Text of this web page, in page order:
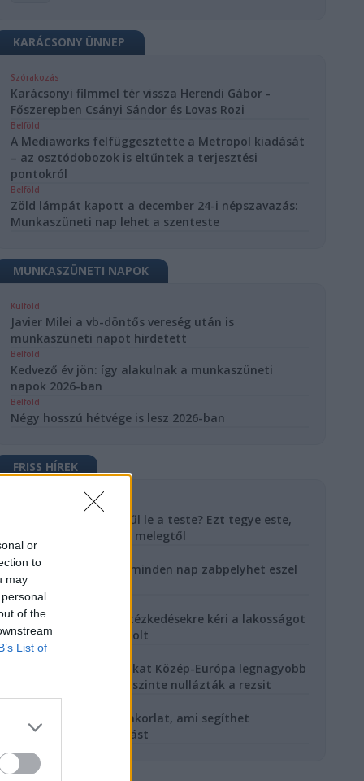
or
to
may
of the
List of
KARÁCSONY ÜNNEP
Szórakozás
Karácsonyi filmmel tér vissza Herendi Gábor -
Főszerepben Csányi Sándor és Lovas Rozi
Belföld
A Mediaworks felfüggesztette a Metropol kiadását
– az osztódobozok is eltűntek a terjesztési
pontokról
Belföld
Zöld lámpát kapott a december 24-i népszavazás:
Munkaszüneti nap lehet a szenteste
MUNKASZÜNETI NAPOK
Külföld
Javier Milei a vb-döntős vereség után is
munkaszüneti napot hirdetett
Belföld
Kedvező év jön: így alakulnak a munkaszüneti
napok 2026-ban
Belföld
Négy hosszú hétvége is lesz 2026-ban
FRISS HÍREK
Hiába izzad, nem hűl le a teste? Ezt tegye este,
ha nem bír aludni a melegtől
7 nappal ezelőtt
Erre figyelj oda, ha minden nap zabpelyhet eszel
reggelire
8 nappal ezelőtt
Hegedűs Zsolt óvintézkedésekre kéri a lakosságot
- A hőgutáról posztolt
13 nappal ezelőtt
Így spórolnak milliókat Közép-Európa legnagyobb
ökofalujában, ahol szinte nullázták a rezsit
14 nappal ezelőtt
Öt egyszerű ülő gyakorlat, ami segíthet
megelőzni a hátfájást